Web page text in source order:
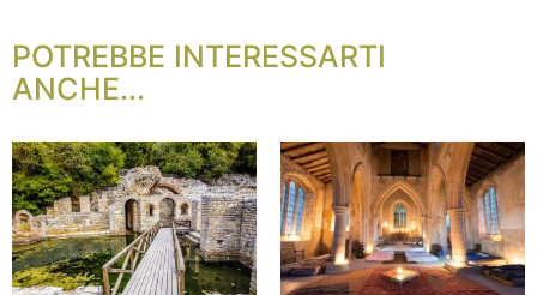
POTREBBE INTERESSARTI
ANCHE...